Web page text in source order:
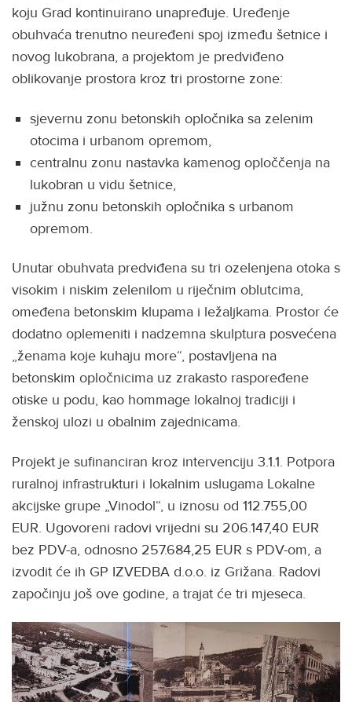
koju Grad kontinuirano unapređuje. Uređenje
obuhvaća trenutno neuređeni spoj između šetnice i
novog lukobrana, a projektom je predviđeno
oblikovanje prostora kroz tri prostorne zone:
sjevernu zonu betonskih opločnika sa zelenim
otocima i urbanom opremom,
centralnu zonu nastavka kamenog oploččenja na
lukobran u vidu šetnice,
južnu zonu betonskih opločnika s urbanom
opremom.
Unutar obuhvata predviđena su tri ozelenjena otoka s
visokim i niskim zelenilom u riječnim oblutcima,
omeđena betonskim klupama i ležaljkama. Prostor će
dodatno oplemeniti i nadzemna skulptura posvećena
„ženama koje kuhaju more“, postavljena na
betonskim opločnicima uz zrakasto raspoređene
otiske u podu, kao hommage lokalnoj tradiciji i
ženskoj ulozi u obalnim zajednicama.
Projekt je sufinanciran kroz intervenciju 3.1.1. Potpora
ruralnoj infrastrukturi i lokalnim uslugama Lokalne
akcijske grupe „Vinodol“, u iznosu od 112.755,00
EUR. Ugovoreni radovi vrijedni su 206.147,40 EUR
bez PDV-a, odnosno 257.684,25 EUR s PDV-om, a
izvodit će ih GP IZVEDBA d.o.o. iz Grižana. Radovi
započinju još ove godine, a trajat će tri mjeseca.